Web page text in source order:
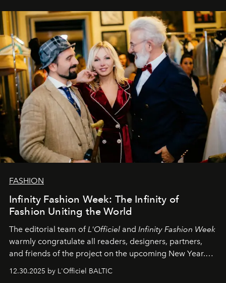
самыми искренними пожеланиями и теплом, ваша
командаL’Officiel Baltic .
FASHION
Infinity Fashion Week: The Infinity of
Fashion Uniting the World
The editorial team of L'Officiel and Infinity Fashion Week
warmly congratulate all readers, designers, partners,
and friends of the project on the upcoming New Year.
achievements.
12.30.2025 by L'Officiel BALTIC